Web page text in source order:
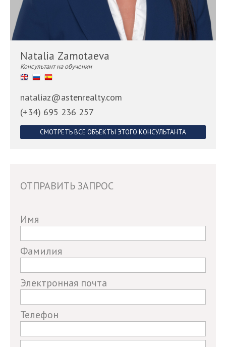
ОТПРАВИТЬ ЗАПРОС
If
are
a
human,
ignore
field
Имя
Фамилия
Электронная почта
Телефон
Natalia Zamotaeva
Консультант на обучении
nataliaz@astenrealty.com
(+34) 695 236 257
СМОТРЕТЬ ВСЕ ОБЪЕКТЫ ЭТОГО КОНСУЛЬТАНТА